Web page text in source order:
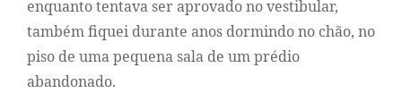
enquanto tentava ser aprovado no vestibular,
também fiquei durante anos dormindo no chão, no
piso de uma pequena sala de um prédio
abandonado.